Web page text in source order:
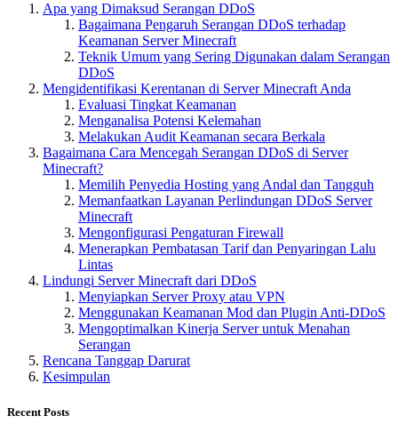
Apa yang Dimaksud Serangan DDoS
Bagaimana Pengaruh Serangan DDoS terhadap
Keamanan Server Minecraft
Teknik Umum yang Sering Digunakan dalam Serangan
DDoS
Mengidentifikasi Kerentanan di Server Minecraft Anda
Evaluasi Tingkat Keamanan
Menganalisa Potensi Kelemahan
Melakukan Audit Keamanan secara Berkala
Bagaimana Cara Mencegah Serangan DDoS di Server
Minecraft?
Memilih Penyedia Hosting yang Andal dan Tangguh
Memanfaatkan Layanan Perlindungan DDoS Server
Minecraft
Mengonfigurasi Pengaturan Firewall
Menerapkan Pembatasan Tarif dan Penyaringan Lalu
Lintas
Lindungi Server Minecraft dari DDoS
Menyiapkan Server Proxy atau VPN
Menggunakan Keamanan Mod dan Plugin Anti-DDoS
Mengoptimalkan Kinerja Server untuk Menahan
Serangan
Rencana Tanggap Darurat
Kesimpulan
Recent Posts